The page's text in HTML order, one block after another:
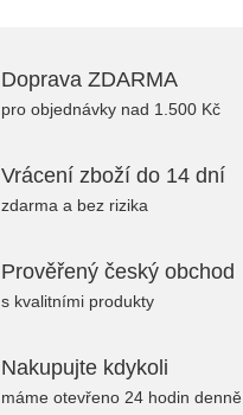
Doprava ZDARMA
pro objednávky nad 1.500 Kč
Vrácení zboží do 14 dní
zdarma a bez rizika
Prověřený český obchod
s kvalitními produkty
Nakupujte kdykoli
máme otevřeno 24 hodin denně